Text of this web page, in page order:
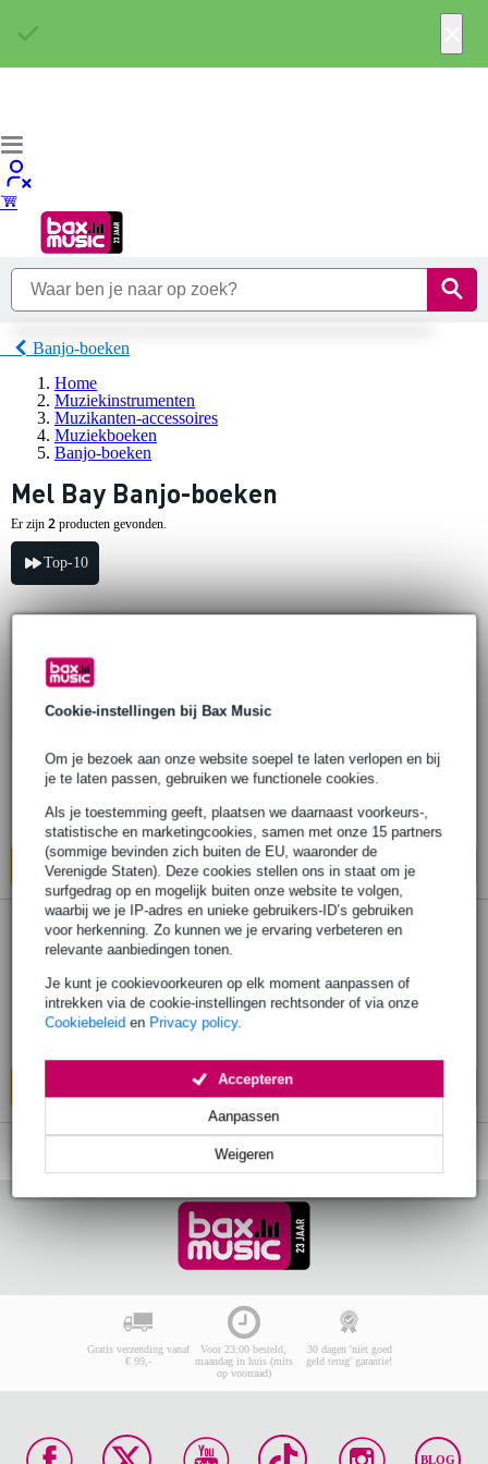
Cookie-instellingen bij Bax Music
Om je bezoek aan onze website soepel te laten verlopen en bij
je te laten passen, gebruiken we functionele cookies.
Als je toestemming geeft, plaatsen we daarnaast voorkeurs-,
statistische en marketingcookies, samen met onze 15 partners
(sommige bevinden zich buiten de EU, waaronder de
Verenigde Staten). Deze cookies stellen ons in staat om je
surfgedrag op en mogelijk buiten onze website te volgen,
waarbij we je IP-adres en unieke gebruikers-ID’s gebruiken
voor herkenning. Zo kunnen we je ervaring verbeteren en
relevante aanbiedingen tonen.
Je kunt je cookievoorkeuren op elk moment aanpassen of
intrekken via de cookie-instellingen rechtsonder of via onze
Cookiebeleid en Privacy policy.
Weigeren
Aanpassen
Accepteren
Banjo-boeken
Home
Muziekinstrumenten
Muzikanten-accessoires
Muziekboeken
Banjo-boeken
Mel Bay Banjo-boeken
Er zijn 2 producten gevonden.
Top-10
lair
Op voorraad
Ook in1 winkelop voorraad
In mijn winkelwagen
Mel Bay Banjo Tenor Chords boek
Adviesprijs € 28,- € 21,90
In mijn winkelwagen
Gratis verzending vanaf
€ 99,-
Voor 23:00 besteld,
maandag in huis (mits
op voorraad)
30 dagen 'niet goed
geld terug' garantie!
BLOG